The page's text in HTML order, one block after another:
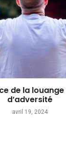
de la
d’adversité
avril 19, 2024